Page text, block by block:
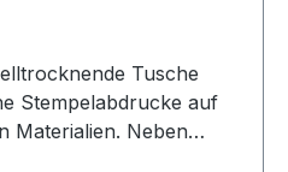
Tusche
Stempelabdrucke auf
Materialien. Neben